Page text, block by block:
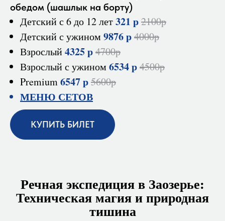
обедом (шашлык на борту)
Детский с 6 до 12 лет321 р2100р
Детский с ужином 9876 р4000р
Взрослый4325 р4700р
Взрослый с ужином 6534 р4500р
Premium6547 р5600р
МЕНЮ СЕТОВ
КУПИТЬ БИЛЕТ
Речная экспедиция в Заозерье:
Техническая магия и природная
тишина